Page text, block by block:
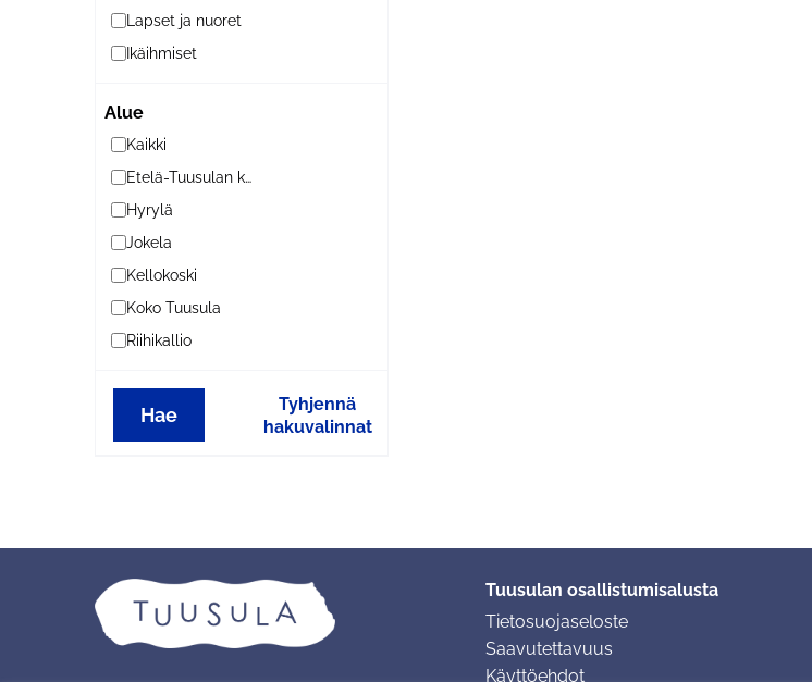
Lapset ja nuoret
Ikäihmiset
Alue
Kaikki
Etelä-Tuusulan kylät
Hyrylä
Jokela
Kellokoski
Koko Tuusula
Riihikallio
Hae
Tyhjennä
hakuvalinnat
Tuusulan osallistumisalusta
Tietosuojaseloste
Saavutettavuus
Käyttöehdot